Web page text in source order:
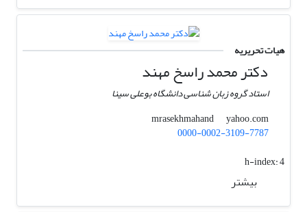
هیات تحریریه
دکتر محمد راسخ مهند
استاد گروه زبان شناسی دانشگاه بوعلی سینا
mrasekhmahand
yahoo.com
0000-0002-3109-7787
h-index:4
بیشتر